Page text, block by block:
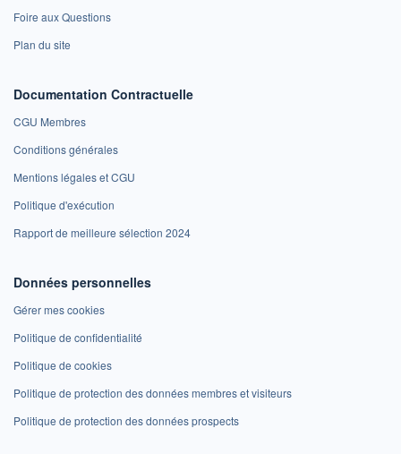
Foire aux Questions
Plan du site
Documentation Contractuelle
CGU Membres
Conditions générales
Mentions légales et CGU
Politique d'exécution
Rapport de meilleure sélection 2024
Données personnelles
Gérer mes cookies
Politique de confidentialité
Politique de cookies
Politique de protection des données membres et visiteurs
Politique de protection des données prospects